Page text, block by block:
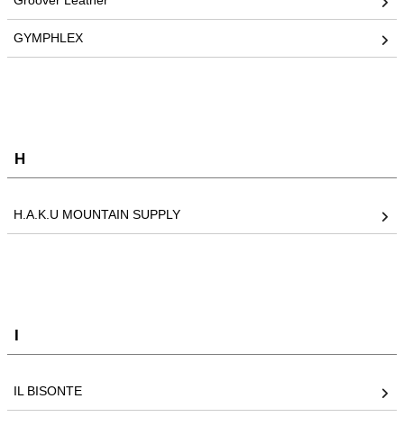
GYMPHLEX
H
H.A.K.U MOUNTAIN SUPPLY
I
IL BISONTE